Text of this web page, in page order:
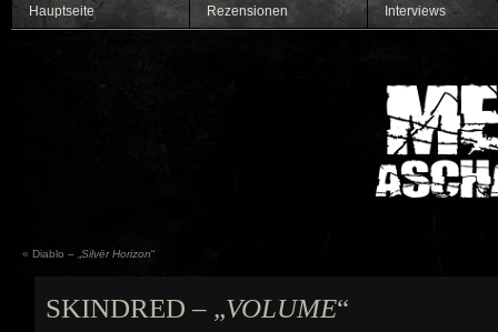
Hauptseite Rezensionen Interviews
« Diablo – „ Silvër Horizon“
SKINDRED – „VOLUME“